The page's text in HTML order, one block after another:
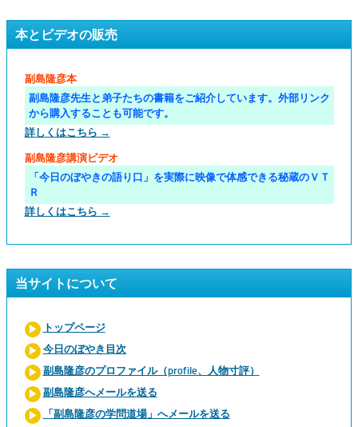
本とビデオの販売
副島隆彦本
副島隆彦先生と弟子たちの書籍をご紹介しています。外部リンク
から購入することも可能です。
詳しくはこちら →
副島隆彦講演ビデオ
「今日のぼやきの語り口」を実際に映像で体感できる秘蔵のＶＴ
Ｒ
詳しくはこちら →
当サイトについて
トップページ
今日のぼやき目次
副島隆彦のプロファイル（profile、人物寸評）
副島隆彦へメールを送る
「副島隆彦の学問道場」へメールを送る